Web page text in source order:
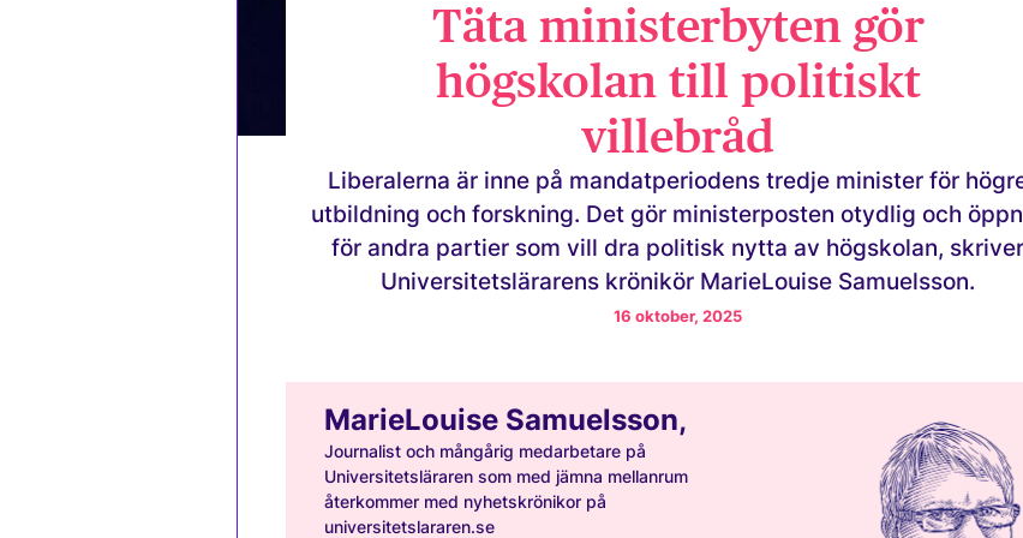
Täta ministerbyten gör
högskolan till politiskt
villebråd
Liberalerna är inne på mandatperiodens tredje minister för
utbildning och forskning. Det gör ministerposten otydlig och
för andra partier som vill dra politisk nytta av högskolan, skriver
Universitetslärarens krönikör MarieLouise Samuelsson.
16 oktober, 2025
MarieLouise Samuelsson,
Journalist och mångårig medarbetare på
Universitetsläraren som med jämna mellanrum
återkommer med nyhetskrönikor på
universitetslararen.se